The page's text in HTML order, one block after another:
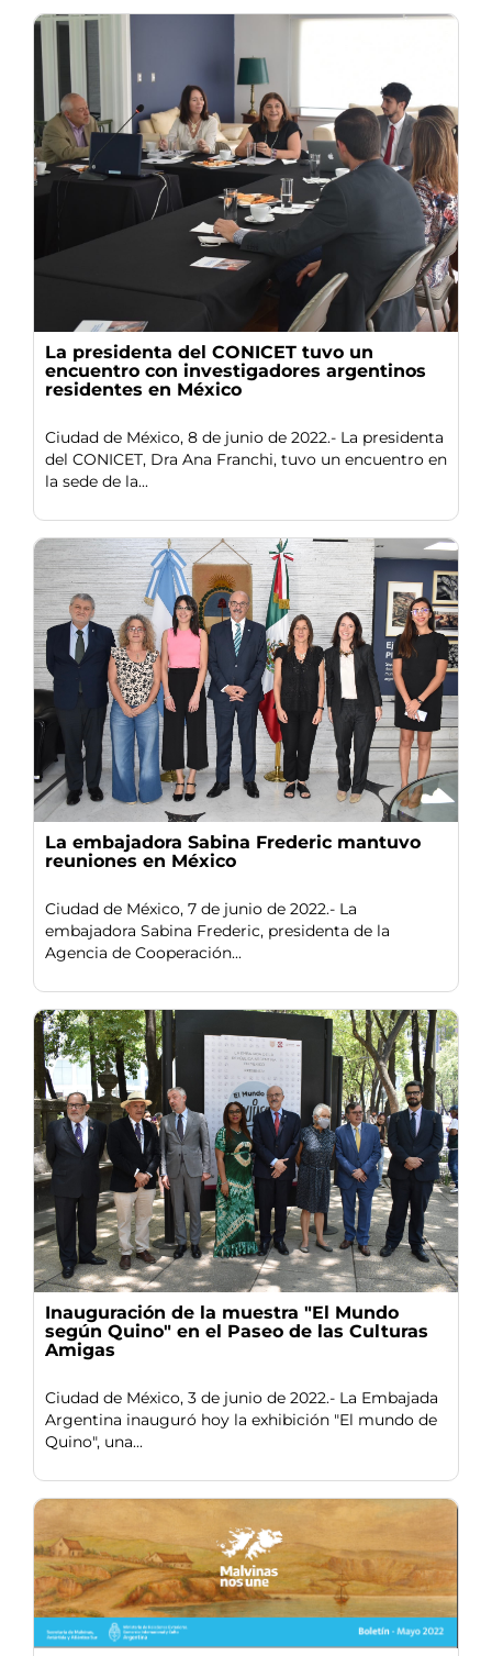
La presidenta del CONICET tuvo un
encuentro con investigadores argentinos
residentes en México
Ciudad de México, 8 de junio de 2022.- La presidenta
del CONICET, Dra Ana Franchi, tuvo un encuentro en
la sede de la...
La embajadora Sabina Frederic mantuvo
reuniones en México
Ciudad de México, 7 de junio de 2022.- La
embajadora Sabina Frederic, presidenta de la
Agencia de Cooperación...
Inauguración de la muestra "El Mundo
según Quino" en el Paseo de las Culturas
Amigas
Ciudad de México, 3 de junio de 2022.- La Embajada
Argentina inauguró hoy la exhibición "El mundo de
Quino", una...